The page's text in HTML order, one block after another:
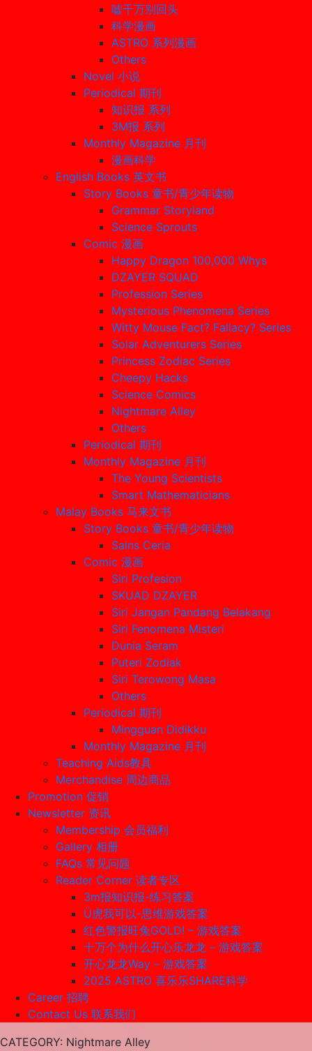
嘘千万别回头
科学漫画
ASTRO 系列漫画
Others
Novel 小说
Periodical 期刊
知识报 系列
3M报 系列
Monthly Magazine 月刊
漫画科学
English Books 英文书
Story Books 童书/青少年读物
Grammar Storyland
Science Sprouts
Comic 漫画
Happy Dragon 100,000 Whys
DZAYER SQUAD
Profession Series
Mysterious Phenomena Series
Witty Mouse Fact? Fallacy? Series
Solar Adventurers Series
Princess Zodiac Series
Cheepy Hacks
Science Comics
Nightmare Alley
Others
Periodical 期刊
Monthly Magazine 月刊
The Young Scientists
Smart Mathematicians
Malay Books 马来文书
Story Books 童书/青少年读物
Sains Ceria
Comic 漫画
Siri Profesion
SKUAD DZAYER
Siri Jangan Pandang Belakang
Siri Fenomena Misteri
Dunia Seram
Puteri Zodiak
Siri Terowong Masa
Others
Periodical 期刊
Mingguan Didikku
Monthly Magazine 月刊
Teaching Aids教具
Merchandise 周边商品
Promotion 促销
Newsletter 资讯
Membership 会员福利
Gallery 相册
FAQs 常见问题
Reader Corner 读者专区
3m报知识报-练习答案
Ü虎我可以-思维游戏答案
红色警报旺兔GOLD! – 游戏答案
十万个为什么开心乐龙龙 – 游戏答案
开心龙龙Way – 游戏答案
2025 ASTRO 喜乐乐SHARE科学
Career 招聘
Contact Us 联系我们
CATEGORY: Nightmare Alley